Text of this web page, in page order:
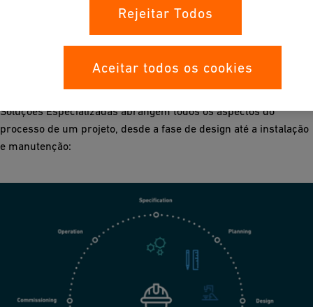
negócios diários sem interrupção. A GF Industry and
do processo, desde o suporte ao planejamento de novos
projetos até o teste das condições de sistemas antigos.
Soluções Especializadas abrangem todos os aspectos do
processo de um projeto, desde a fase de design até a instalação
e manutenção:
Rejeitar Todos
Aceitar todos os cookies